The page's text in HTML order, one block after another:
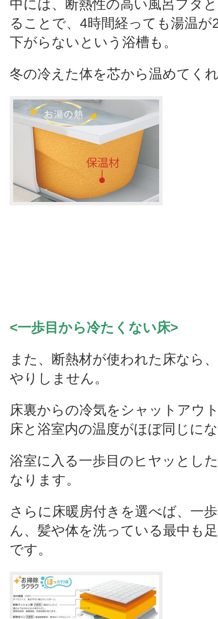
中には、断熱性の高い風呂フタ
ることで、4時間経っても湯温が
下がらないという浴槽も。
冬の冷えた体を芯から温めてく
<一歩目から冷たくない床>
また、断熱材が使われた床なら
やりしません。
床裏からの冷気をシャットアウ
床と浴室内の温度がほぼ同じに
浴室に入る一歩目のヒヤッとし
なります。
さらに床暖房付きを選べば、一
ん、髪や体を洗っている最中も
です。